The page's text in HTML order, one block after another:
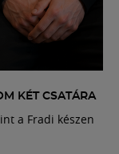
KÉT CSATÁRA
a Fradi készen